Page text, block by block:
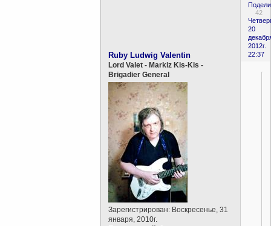
42
20
2012г.
22:37
Ruby Ludwig Valentin
Lord Valet - Markiz Kis-Kis -
Brigadier General
Зарегистрирован: Воскресенье, 31
января, 2010г.